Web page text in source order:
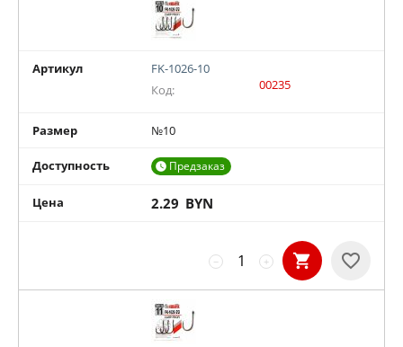
Артикул
FK-1026-10
Код:
00235
Размер №10
Доступность Предзаказ

Цена 2.29 BYN
+
−